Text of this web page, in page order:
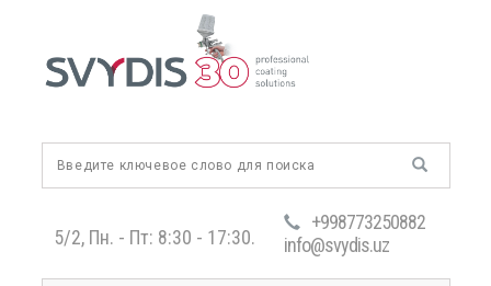
5/2, Пн. - Пт: 8:30 - 17:30.
+998773250882
info@svydis.uz